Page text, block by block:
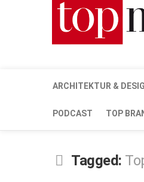
ARCHITEKTUR &
PODCAST TOP
Tagged: